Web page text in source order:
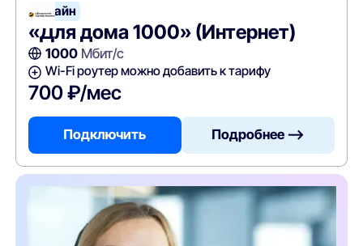
Билайн
«Для дома 1000» (Интернет)
1000Мбит/с
Wi-Fi роутер можно добавить к тарифу
700 ₽/мес
Подключить Подробнее —>